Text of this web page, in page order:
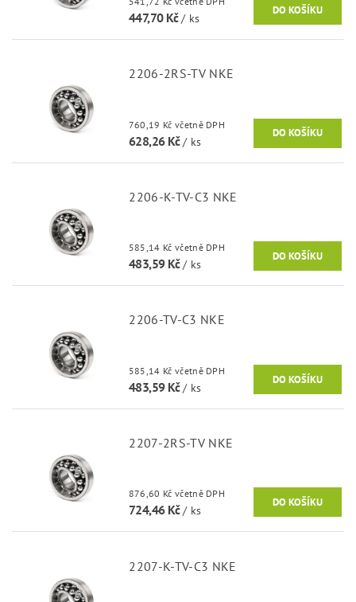
447,70 Kč/ ks
2206-2RS-TV NKE
760,19 Kč včetně DPH
628,26 Kč/ ks
2206-K-TV-C3 NKE
585,14 Kč včetně DPH
483,59 Kč/ ks
2206-TV-C3 NKE
585,14 Kč včetně DPH
483,59 Kč/ ks
2207-2RS-TV NKE
876,60 Kč včetně DPH
724,46 Kč/ ks
2207-K-TV-C3 NKE